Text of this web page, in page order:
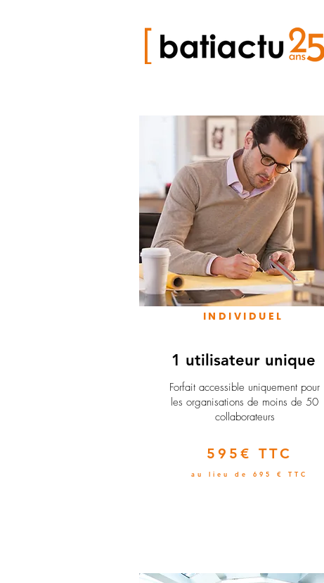
INDIVIDUEL
1 utilisateur unique
​Forfait accessible uniquement pour
les organisations de moins de 50
collaborateurs
595€ TTC
au lieu de 695 € TTC